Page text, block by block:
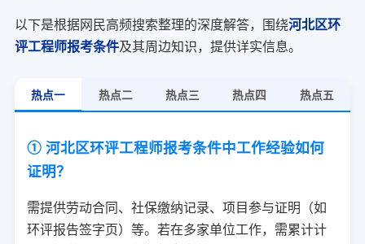
以下是根据网民高频搜索整理的深度解答，围绕河北区环
评工程师报考条件及其周边知识，提供详实信息。
热点一 热点二 热点三 热点四 热点五
① 河北区环评工程师报考条件中工作经验如何
证明？
需提供劳动合同、社保缴纳记录、项目参与证明（如
环评报告签字页）等。若在多家单位工作，需累计计